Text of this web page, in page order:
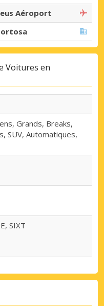
Aéroport
Voitures en
Grands, Breaks,
SUV, Automatiques,
SIXT